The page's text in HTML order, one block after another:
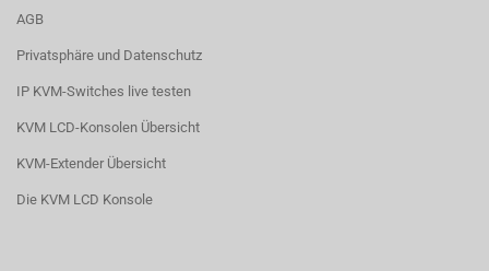
AGB
Privatsphäre und Datenschutz
IP KVM-Switches live testen
KVM LCD-Konsolen Übersicht
KVM-Extender Übersicht
Die KVM LCD Konsole